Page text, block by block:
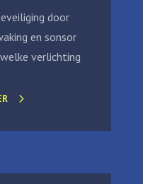
door
en sonsor
verlichting